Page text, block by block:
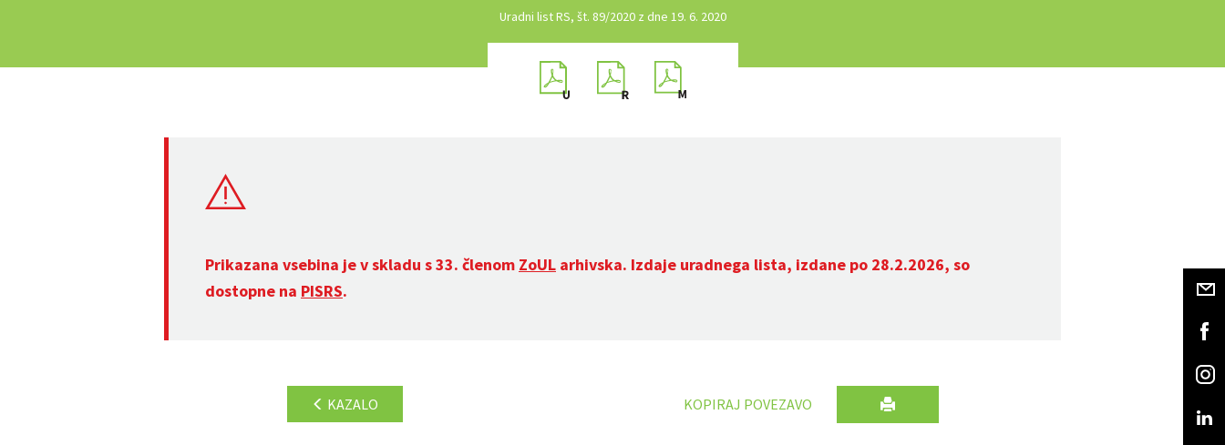
Uradni list RS, št. 89/2020 z dne 19. 6. 2020
Prikazana vsebina je v skladu s 33. členom ZoUL arhivska. Izdaje uradnega lista, izdane po 28.2.2026, so
dostopne na PISRS.
KAZALO KOPIRAJ POVEZAVO